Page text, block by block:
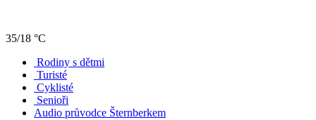
35/18 °C
Rodiny s dětmi
Turisté
Cyklisté
Senioři
Audio průvodce Šternberkem